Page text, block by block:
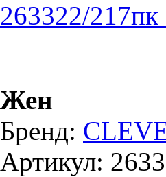
263322/
Жен
Бренд:
Артикул: